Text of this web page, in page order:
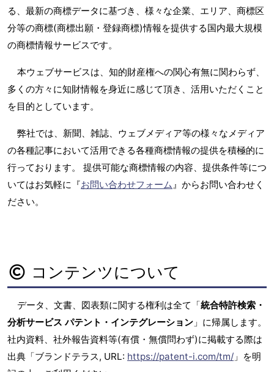
る、最新の商標データに基づき、様々な企業、エリア、商標区
分等の商標(商標出願・登録商標)情報を提供する国内最大規模
の商標情報サービスです。
本ウェブサービスは、知的財産権への関心有無に関わらず、
多くの方々に知財情報を身近に感じて頂き、活用いただくこと
を目的としています。
弊社では、新聞、雑誌、ウェブメディア等の様々なメディア
の各種記事において活用できる各種商標情報の提供を積極的に
行っております。 提供可能な商標情報の内容、提供条件等につ
いてはお気軽に『お問い合わせフォーム』からお問い合わせく
ださい。
コンテンツについて
データ、文書、図表類に関する権利は全て「統合特許検索・
分析サービス パテント・インテグレーション 」に帰属します。
社内資料、社外報告資料等(有償・無償問わず)に掲載する際は
出典「ブランドテラス, URL: https://patent-i.com/tm/ 」を明